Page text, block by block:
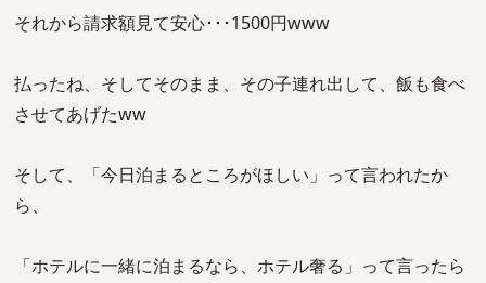
それから請求額見て安心･･･1500円www
払ったね、そしてそのまま、その子連れ出して、飯も食べ
させてあげたww
そして、「今日泊まるところがほしい」って言われたか
ら、
「ホテルに一緒に泊まるなら、ホテル奢る」って言ったら